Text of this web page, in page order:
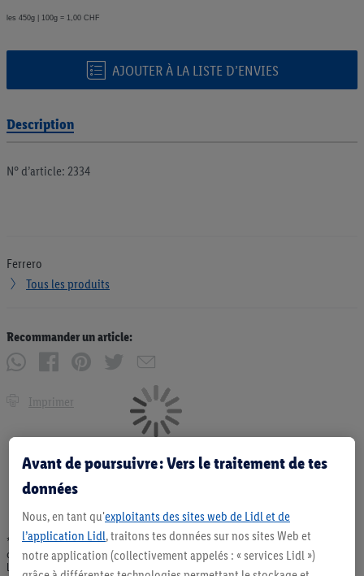
les 450g | 100g = 1,00 CHF
AJOUTER À LA LISTE D’ENVIES
Description
N° d’article: 2334
Ferrero
Tous les produits
Recommander un article:
Imprimer
* Offres valables dans la limite des stocks disponibles. Vente limitée à des
quantités usuelles pour un ménage. Vendu sans décoration. Les produits faisant
l'objet de la publicité, notamment les produits NonFood, ne font pas partie de
Avant de poursuivre : Vers le traitement de tes
données
Nous, en tant qu'exploitants des sites web de Lidl et de
l’application Lidl, traitons tes données sur nos sites Web et
notre application (collectivement appelés : « services Lidl »)